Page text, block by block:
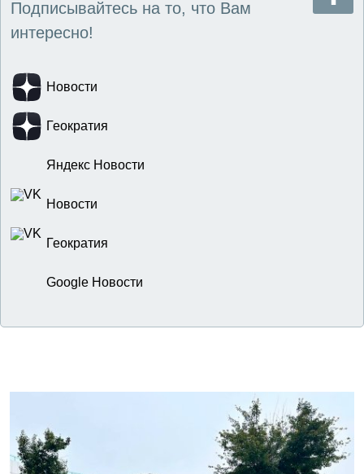
Подписывайтесь на то, что Вам
интересно!
Новости
Геократия
Яндекс Новости
Новости
Геократия
Google Новости